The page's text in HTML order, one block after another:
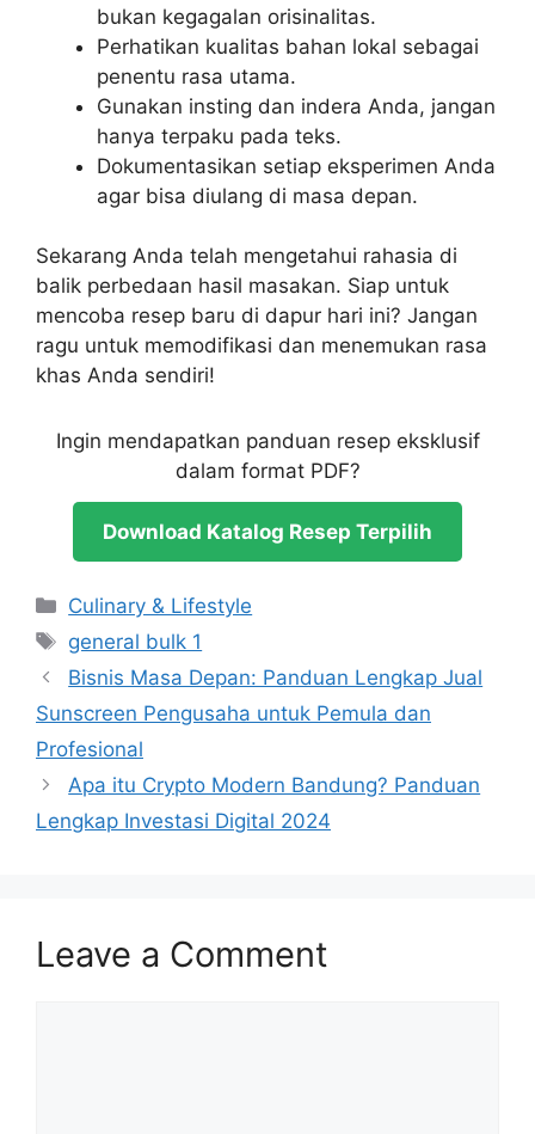
bukan kegagalan orisinalitas.
Perhatikan kualitas bahan lokal sebagai
penentu rasa utama.
Gunakan insting dan indera Anda, jangan
hanya terpaku pada teks.
Dokumentasikan setiap eksperimen Anda
agar bisa diulang di masa depan.
Sekarang Anda telah mengetahui rahasia di
balik perbedaan hasil masakan. Siap untuk
mencoba resep baru di dapur hari ini? Jangan
ragu untuk memodifikasi dan menemukan rasa
khas Anda sendiri!
Ingin mendapatkan panduan resep eksklusif
dalam format PDF?
Download Katalog Resep Terpilih
Categories
Culinary & Lifestyle
Tags
general bulk 1
Bisnis Masa Depan: Panduan Lengkap Jual
Sunscreen Pengusaha untuk Pemula dan
Profesional
Apa itu Crypto Modern Bandung? Panduan
Lengkap Investasi Digital 2024
Leave a Comment